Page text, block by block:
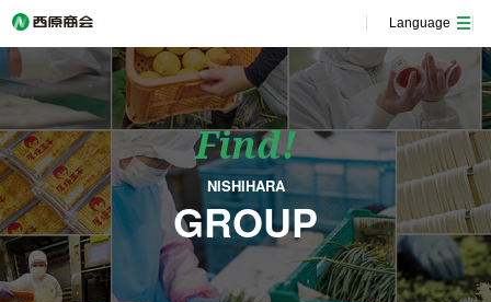
Language
Find!
NISHIHARA
GROUP